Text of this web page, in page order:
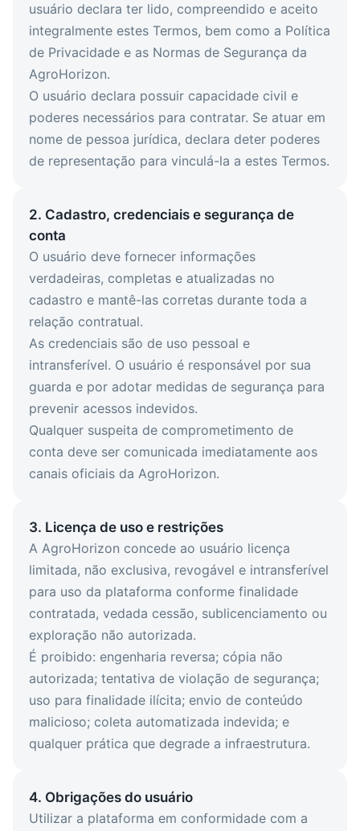
usuário declara ter lido, compreendido e aceito
integralmente estes Termos, bem como a Política
de Privacidade e as Normas de Segurança da
AgroHorizon.
O usuário declara possuir capacidade civil e
poderes necessários para contratar. Se atuar em
nome de pessoa jurídica, declara deter poderes
de representação para vinculá-la a estes Termos.
2. Cadastro, credenciais e segurança de
conta
O usuário deve fornecer informações
verdadeiras, completas e atualizadas no
cadastro e mantê-las corretas durante toda a
relação contratual.
As credenciais são de uso pessoal e
intransferível. O usuário é responsável por sua
guarda e por adotar medidas de segurança para
prevenir acessos indevidos.
Qualquer suspeita de comprometimento de
conta deve ser comunicada imediatamente aos
canais oficiais da AgroHorizon.
3. Licença de uso e restrições
A AgroHorizon concede ao usuário licença
limitada, não exclusiva, revogável e intransferível
para uso da plataforma conforme finalidade
contratada, vedada cessão, sublicenciamento ou
exploração não autorizada.
É proibido: engenharia reversa; cópia não
autorizada; tentativa de violação de segurança;
uso para finalidade ilícita; envio de conteúdo
malicioso; coleta automatizada indevida; e
qualquer prática que degrade a infraestrutura.
4. Obrigações do usuário
Utilizar a plataforma em conformidade com a